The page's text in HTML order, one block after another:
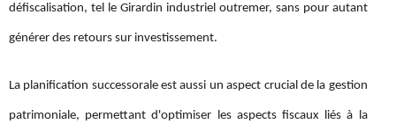
défiscalisation, tel le Girardin industriel outremer, sans pour autant
générer des retours sur investissement.
La planification successorale est aussi un aspect crucial de la gestion
patrimoniale, permettant d'optimiser les aspects fiscaux liés à la